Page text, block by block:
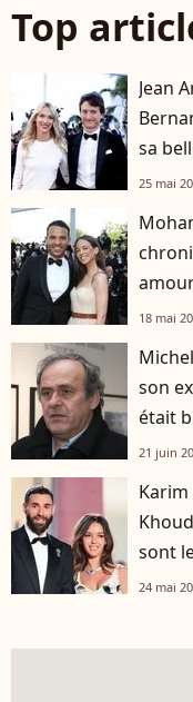
Top
Jean
sa
25 mai
18 mai
son
était
21 juin
Karim
sont
24 mai